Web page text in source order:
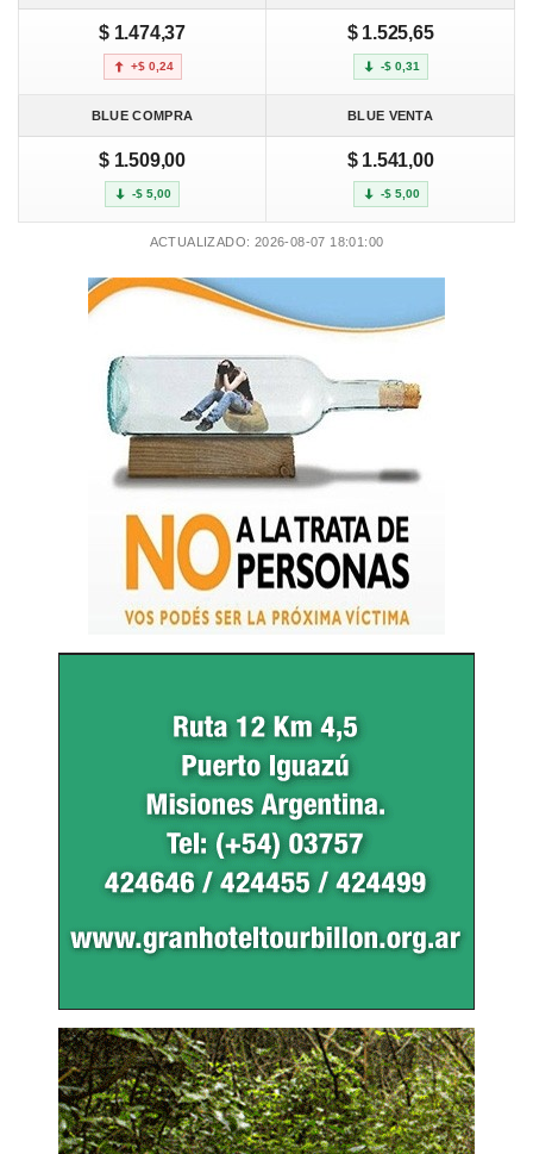
$ 1.474,37
+$ 0,24
$ 1.525,65
-$ 0,31
BLUE COMPRA BLUE VENTA
$ 1.509,00
-$ 5,00
$ 1.541,00
-$ 5,00
ACTUALIZADO: 2026-08-07 18:01:00